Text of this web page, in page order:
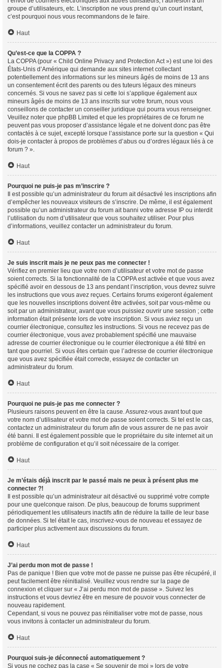
groupe d’utilisateurs, etc. L’inscription ne vous prend qu’un court instant,
c’est pourquoi nous vous recommandons de le faire.
Haut
Qu’est-ce que la COPPA ?
La COPPA (pour « Child Online Privacy and Protection Act ») est une loi des
États-Unis d’Amérique qui demande aux sites internet collectant
potentiellement des informations sur les mineurs âgés de moins de 13 ans
un consentement écrit des parents ou des tuteurs légaux des mineurs
concernés. Si vous ne savez pas si cette loi s’applique également aux
mineurs âgés de moins de 13 ans inscrits sur votre forum, nous vous
conseillons de contacter un conseiller juridique qui pourra vous renseigner.
Veuillez noter que phpBB Limited et que les propriétaires de ce forum ne
peuvent pas vous proposer d’assistance légale et ne doivent donc pas être
contactés à ce sujet, excepté lorsque l’assistance porte sur la question « Qui
dois-je contacter à propos de problèmes d’abus ou d’ordres légaux liés à ce
forum ? ».
Haut
Pourquoi ne puis-je pas m’inscrire ?
Il est possible qu’un administrateur du forum ait désactivé les inscriptions afin
d’empêcher les nouveaux visiteurs de s’inscrire. De même, il est également
possible qu’un administrateur du forum ait banni votre adresse IP ou interdit
l’utilisation du nom d’utilisateur que vous souhaitez utiliser. Pour plus
d’informations, veuillez contacter un administrateur du forum.
Haut
Je suis inscrit mais je ne peux pas me connecter !
Vérifiez en premier lieu que votre nom d’utilisateur et votre mot de passe
soient corrects. Si la fonctionnalité de la COPPA est activée et que vous avez
spécifié avoir en dessous de 13 ans pendant l’inscription, vous devrez suivre
les instructions que vous avez reçues. Certains forums exigeront également
que les nouvelles inscriptions doivent être activées, soit par vous-même ou
soit par un administrateur, avant que vous puissiez ouvrir une session ; cette
information était présente lors de votre inscription. Si vous aviez reçu un
courrier électronique, consultez les instructions. Si vous ne recevez pas de
courrier électronique, vous avez probablement spécifié une mauvaise
adresse de courrier électronique ou le courrier électronique a été filtré en
tant que pourriel. Si vous êtes certain que l’adresse de courrier électronique
que vous avez spécifiée était correcte, essayez de contacter un
administrateur du forum.
Haut
Pourquoi ne puis-je pas me connecter ?
Plusieurs raisons peuvent en être la cause. Assurez-vous avant tout que
votre nom d’utilisateur et votre mot de passe soient corrects. Si tel est le cas,
contactez un administrateur du forum afin de vous assurer de ne pas avoir
été banni. Il est également possible que le propriétaire du site internet ait un
problème de configuration et qu’il soit nécessaire de la corriger.
Haut
Je m’étais déjà inscrit par le passé mais ne peux à présent plus me
connecter ?!
Il est possible qu’un administrateur ait désactivé ou supprimé votre compte
pour une quelconque raison. De plus, beaucoup de forums suppriment
périodiquement les utilisateurs inactifs afin de réduire la taille de leur base
de données. Si tel était le cas, inscrivez-vous de nouveau et essayez de
participer plus activement aux discussions du forum.
Haut
J’ai perdu mon mot de passe !
Pas de panique ! Bien que votre mot de passe ne puisse pas être récupéré, il
peut facilement être réinitialisé. Veuillez vous rendre sur la page de
connexion et cliquer sur « J’ai perdu mon mot de passe ». Suivez les
instructions et vous devriez être en mesure de pouvoir vous connecter de
nouveau rapidement.
Cependant, si vous ne pouvez pas réinitialiser votre mot de passe, nous
vous invitons à contacter un administrateur du forum.
Haut
Pourquoi suis-je déconnecté automatiquement ?
Si vous ne cochez pas la case « Se souvenir de moi » lors de votre